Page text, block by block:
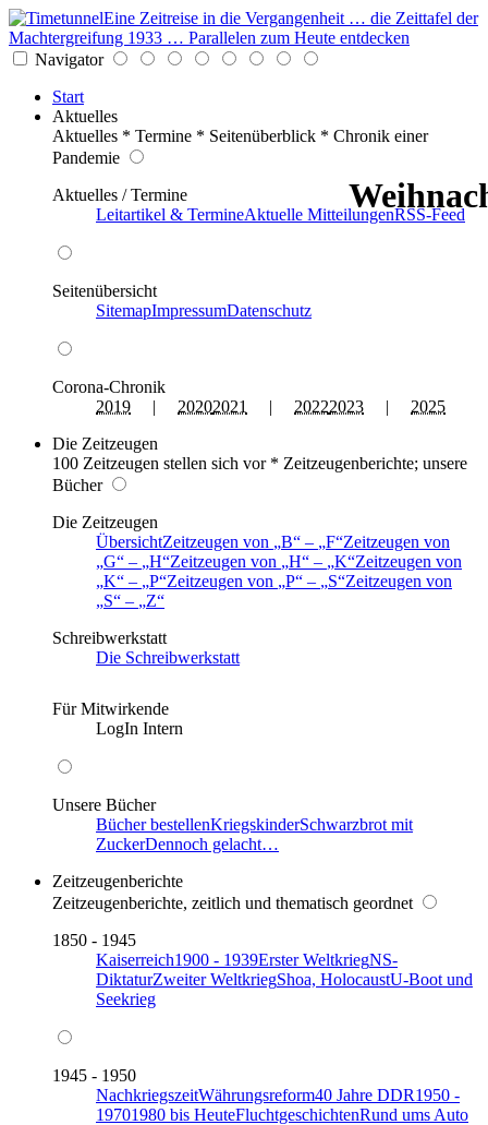
Eine Zeitreise in die Vergangenheit … die Zeittafel der
Machtergreifung 1933 … Parallelen zum Heute entdecken
Navigator
Start
Aktuelles
Aktuelles * Termine * Seitenüberblick * Chronik einer
Pandemie
Aktuelles / Termine
Leitartikel & TermineAktuelle MitteilungenRSS-Feed
Seitenübersicht
SitemapImpressumDatenschutz
Corona-Chronik
2019 | 20202021 | 20222023 | 2025
Die Zeitzeugen
100 Zeitzeugen stellen sich vor * Zeitzeugenberichte; unsere
Bücher
Die Zeitzeugen
ÜbersichtZeitzeugen von B – F Zeitzeugen von
G
– H Zeitzeugen von H – K Zeitzeugen von
K
– P Zeitzeugen von P – S Zeitzeugen von
S
–
Z
Schreibwerkstatt
Die Schreibwerkstatt
Für Mitwirkende
LogIn Intern
Unsere Bücher
Bücher bestellenKriegskinderSchwarzbrot mit
ZuckerDennoch gelacht…
Zeitzeugenberichte
Zeitzeugenberichte, zeitlich und thematisch geordnet
1850 - 1945
Kaiserreich1900 - 1939Erster WeltkriegNS-
DiktaturZweiter WeltkriegShoa, HolocaustU-Boot und
Seekrieg
1945 - 1950
NachkriegszeitWährungsreform40 Jahre DDR1950 -
19701980 bis HeuteFluchtgeschichtenRund ums Auto